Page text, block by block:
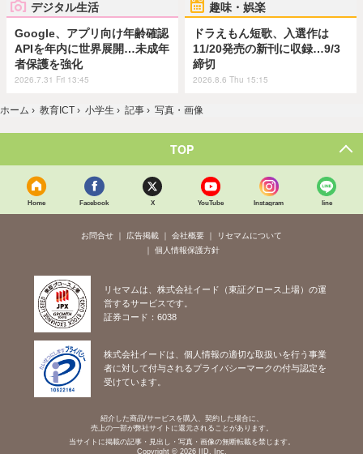
デジタル生活
Google、アプリ向け年齢確認
APIを年内に世界展開…未成年
者保護を強化
2026.7.31 Fri 13:45
趣味・娯楽
ドラえもん短歌、入選作は
11/20発売の新刊に収録…9/3
締切
2026.8.6 Thu 15:15
ホーム › 教育ICT › 小学生 › 記事 › 写真・画像
TOP
Home Facebook X YouTube Instagram line
お問合せ 広告掲載 会社概要
リセマムについて
個人情報保護方針
リセマムは、株式会社イード（東証グロース上場）の運
営するサービスです。
証券コード：6038
株式会社イードは、個人情報の適切な取扱いを行う事業
者に対して付与されるプライバシーマークの付与認定を
受けています。
紹介した商品/サービスを購入、契約した場合に、
売上の一部が弊社サイトに還元されることがあります。
当サイトに掲載の記事・見出し・写真・画像の無断転載を禁じます。
Copyright © 2026 IID, Inc.